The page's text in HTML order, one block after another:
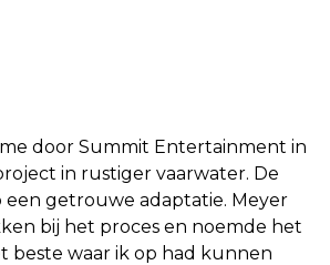
door Summit Entertainment in
in rustiger vaarwater. De
getrouwe adaptatie. Meyer
bij het proces en noemde het
beste waar ik op had kunnen